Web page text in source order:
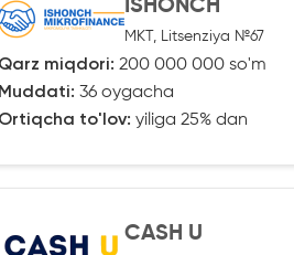
ISHONCH
MKT, Litsenziya №67
Qarz miqdori: 200 000 000 so'm
Muddati: 36 oygacha
Ortiqcha to'lov: yiliga 25% dan
CASH U